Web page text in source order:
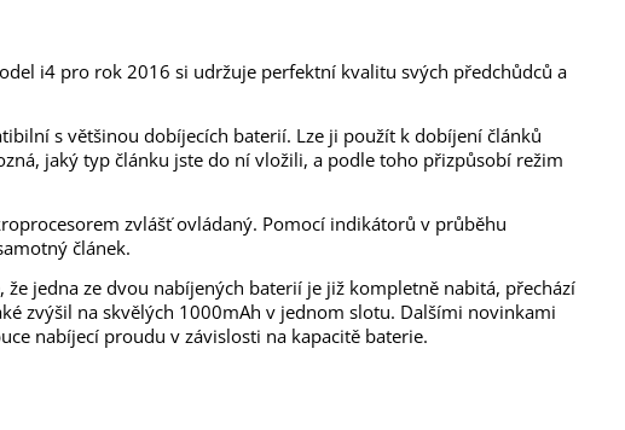
i4 pro rok 2016 si udržuje perfektní kvalitu svých předchůdců a
s většinou dobíjecích baterií. Lze ji použít k dobíjení článků
jaký typ článku jste do ní vložili, a podle toho přizpůsobí režim
zvlášť ovládaný. Pomocí indikátorů v průběhu
článek.
jedna ze dvou nabíjených baterií je již kompletně nabitá, přechází
zvýšil na skvělých 1000mAh v jednom slotu. Dalšími novinkami
nabíjecí proudu v závislosti na kapacitě baterie.